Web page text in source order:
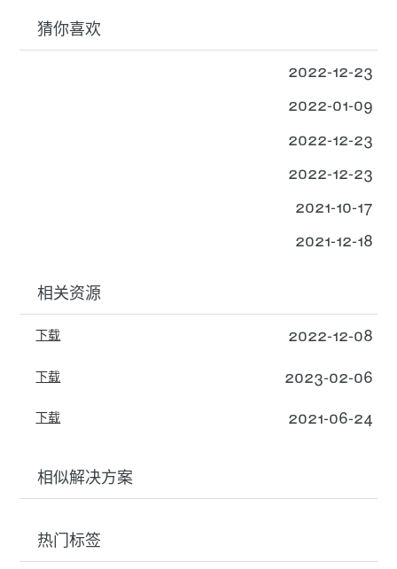
猜你喜欢
2022-12-23
2022-01-09
2022-12-23
2022-12-23
2021-10-17
2021-12-18
相关资源
下载 2022-12-08
下载 2023-02-06
下载 2021-06-24
相似解决方案
热门标签